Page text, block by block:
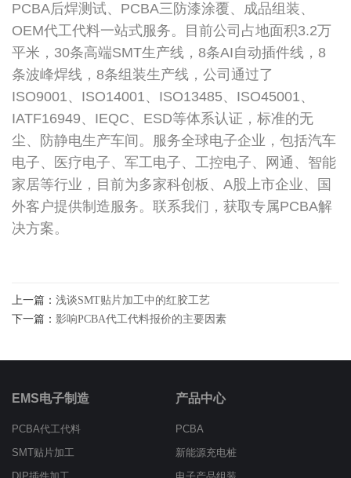
PCBA后焊测试、PCBA三防漆涂覆、成品组装、
OEM代工代料一站式服务。目前公司占地面积3.2万
平米，30条高端SMT生产线，8条AI自动插件线，8
条波峰焊线，8条组装生产线，公司通过了
ISO9001、ISO14001、ISO13485、ISO45001、
IATF16949、IEQC、ESD等体系认证，标准的无
尘、防静电生产车间。服务全球电子企业，包括汽车
电子、医疗电子、军工电子、工控电子、网通、智能
家居等行业，目前为多家科创板、A股上市企业、国
外客户提供制造服务。联系我们，获取专属PCBA解
决方案。
上一篇： 浅谈SMT贴片加工中的红胶工艺
下一篇： 影响PCBA代工代料报价的主要因素
EMS电子制造
PCBA代工代料
SMT贴片加工
产品中心
PCBA
新能源充电桩